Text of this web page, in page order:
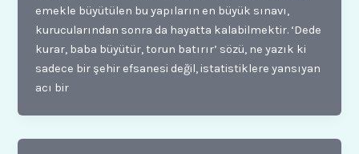
emekle büyütülen bu yapıların en büyük sınavı,
kurucularından sonra da hayatta kalabilmektir. ‘Dede
kurar, baba büyütür, torun batırır’ sözü, ne yazık ki
sadece bir şehir efsanesi değil, istatistiklere yansıyan
acı bir